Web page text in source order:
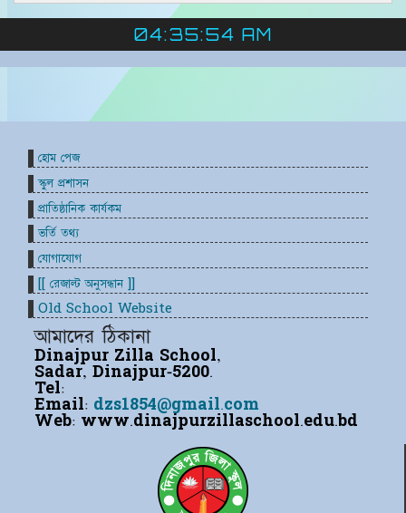
04:35:56 AM
আমাদের ঠিকানা
Dinajpur Zilla School,
Sadar, Dinajpur-5200.
Tel:
Email: dzs1854@gmail.com
Web: www.dinajpurzillaschool.edu.bd
হোম পেজ
স্কুল প্রশাসন
প্রাতিষ্ঠানিক কার্যকম
ভর্তি তথ্য
যোগাযোগ
[[ রেজাল্ট অনুসন্ধান ]]
Old School Website